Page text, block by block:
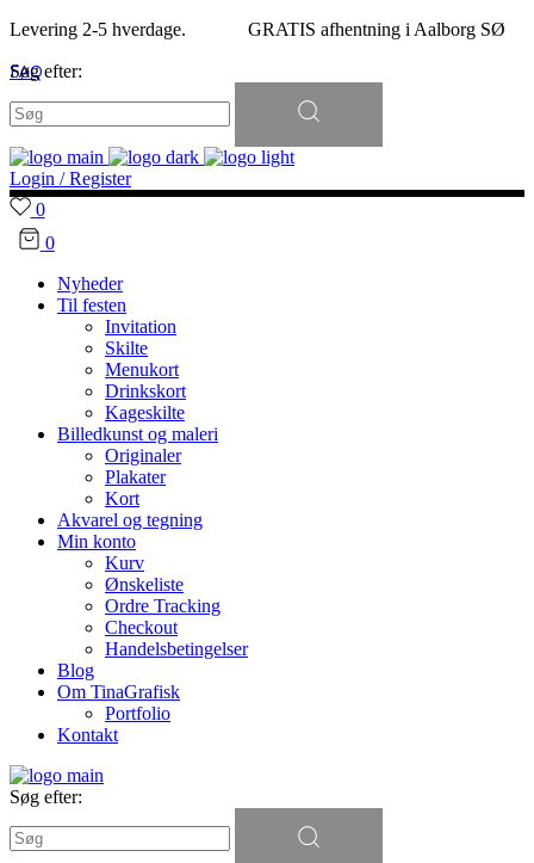
Levering 2-5 hverdage. GRATIS afhentning i Aalborg SØ
FAQ
Kontakt
Søg efter:
Login / Register
0
0
Nyheder
Til festen
Invitation
Skilte
Menukort
Drinkskort
Kageskilte
Billedkunst og maleri
Originaler
Plakater
Kort
Akvarel og tegning
Min konto
Kurv
Ønskeliste
Ordre Tracking
Checkout
Handelsbetingelser
Blog
Om TinaGrafisk
Portfolio
Kontakt
Søg efter: